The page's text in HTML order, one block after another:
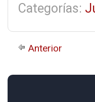
Categorías:
Anterior